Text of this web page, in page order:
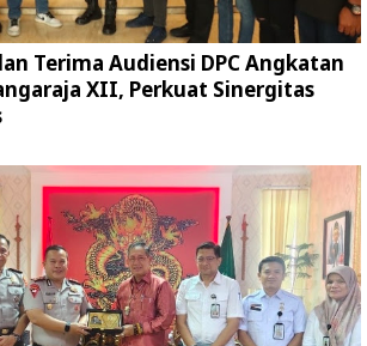
Terima Audiensi DPC Angkatan
XII, Perkuat Sinergitas